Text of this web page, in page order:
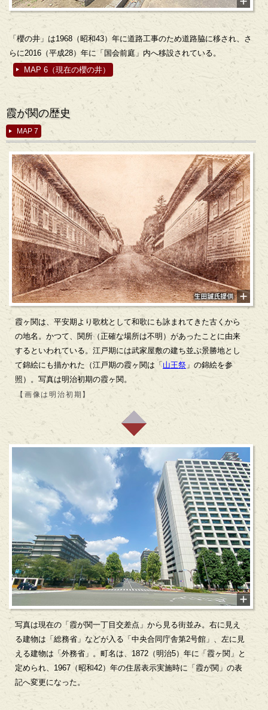
「櫻の井」は1968（昭和43）年に道路工事のため道路脇に移され、さ
らに2016（平成28）年に「国会前庭」内へ移設されている。
MAP 6（現在の櫻の井）
霞が関の歴史
MAP 7
霞ヶ関は、平安期より歌枕として和歌にも詠まれてきた古くから
の地名。かつて、関所（正確な場所は不明）があったことに由来
するといわれている。江戸期には武家屋敷の建ち並ぶ景勝地とし
て錦絵にも描かれた（江戸期の霞ヶ関は「山王祭 」の錦絵を参
照）。写真は明治初期の霞ヶ関。
【画像は明治初期】
写真は現在の「霞が関一丁目交差点」から見る街並み。右に見え
る建物は「総務省」などが入る「中央合同庁舎第2号館」、左に見
える建物は「外務省」。町名は、1872（明治5）年に「霞ヶ関」と
定められ、1967（昭和42）年の住居表示実施時に「霞が関」の表
記へ変更になった。